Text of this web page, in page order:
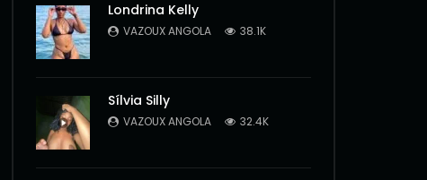
Londrina Kelly
VAZOUX ANGOLA 38.1K
Sílvia Silly
VAZOUX ANGOLA 32.4K